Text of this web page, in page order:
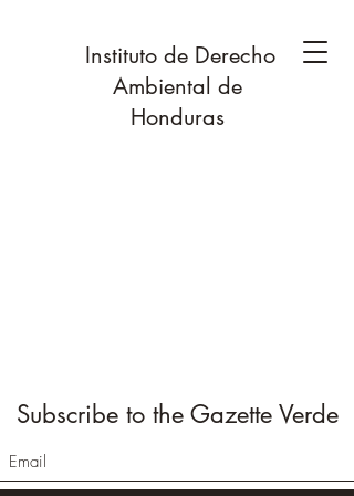
Instituto de Derecho
Ambiental de
Honduras
Subscribe to the Gazette Verde